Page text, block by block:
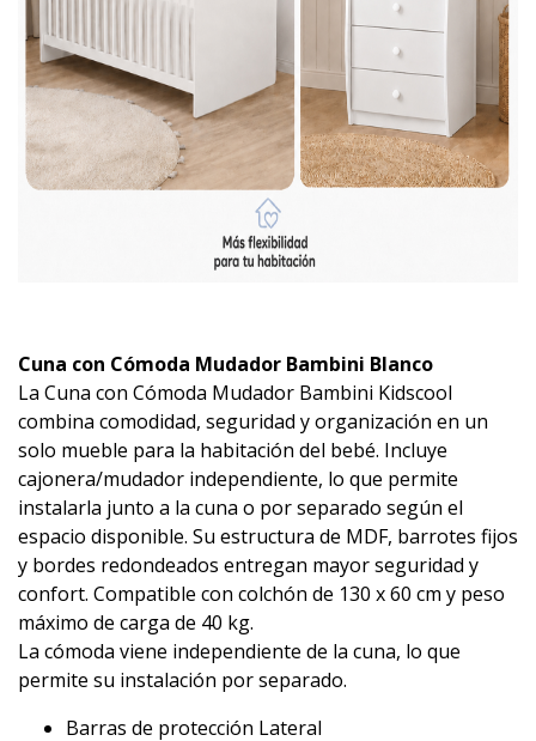
Cuna con Cómoda Mudador Bambini Blanco
La Cuna con Cómoda Mudador Bambini Kidscool
combina comodidad, seguridad y organización en un
solo mueble para la habitación del bebé. Incluye
cajonera/mudador independiente, lo que permite
instalarla junto a la cuna o por separado según el
espacio disponible. Su estructura de MDF, barrotes fijos
y bordes redondeados entregan mayor seguridad y
confort. Compatible con colchón de 130 x 60 cm y peso
máximo de carga de 40 kg.
La cómoda viene independiente de la cuna, lo que
permite su instalación por separado.
Barras de protección Lateral